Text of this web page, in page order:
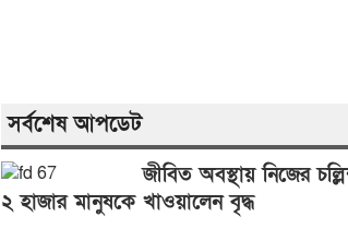
সর্বশেষ আপডেট
জীবিত অবস্থায় নিজের
২ হাজার মানুষকে খাওয়ালেন বৃদ্ধ